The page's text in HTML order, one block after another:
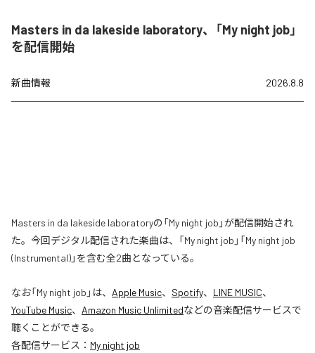
Masters in da lakeside laboratory、「My night job」
を配信開始
新曲情報 2026.8.8
Masters in da lakeside laboratoryの「My night job」が配信開始され
た。今回デジタル配信された楽曲は、「My night job」「My night job
(Instrumental)」を含む全2曲となっている。
なお「My night job 」は、 Apple Music、 Spotify、 LINE MUSIC、
YouTube Music、 Amazon Music Unlimitedなどの音楽配信サービスで
聴くことができる。
各配信サービス： My night job